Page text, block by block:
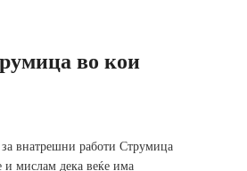
во кои
за внатрешни работи Струмица
и мислам дека веќе има